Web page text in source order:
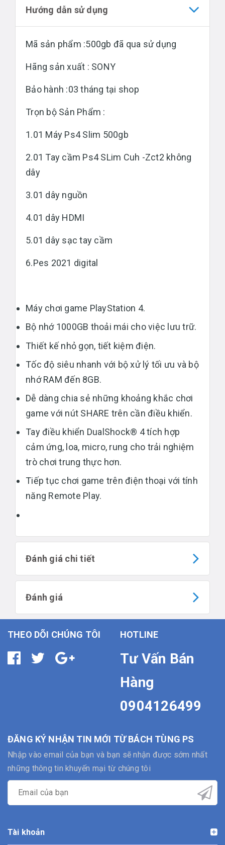
Hướng dẫn sử dụng
Mã sản phẩm :500gb đã qua sử dụng
Hãng sản xuất : SONY
Bảo hành :03 tháng tại shop
Trọn bộ Sản Phẩm :
1.01 Máy Ps4 Slim 500gb
2.01 Tay cầm Ps4 SLim Cuh -Zct2 không
dây
3.01 dây nguồn
4.01 dây HDMI
5.01 dây sạc tay cầm
6.Pes 2021 digital
Máy chơi game PlayStation 4.
Bộ nhớ 1000GB thoải mái cho việc lưu trữ.
Thiết kế nhỏ gọn, tiết kiệm điện.
Tốc độ siêu nhanh với bộ xử lý tối ưu và bộ
nhớ RAM đến 8GB.
Dễ dàng chia sẻ những khoảng khắc chơi
game với nút SHARE trên cần điều khiển.
Tay điều khiển DualShock® 4 tích hợp
cảm ứng, loa, micro, rung cho trải nghiệm
trò chơi trung thực hơn.
Tiếp tục chơi game trên điện thoại với tính
năng Remote Play.
Đánh giá chi tiết
Đánh giá
THEO DÕI CHÚNG TÔI HOTLINE
Tư Vấn Bán
Hàng
0904126499
ĐĂNG KÝ NHẬN TIN MỚI TỪ BÁCH TÙNG PS
Nhập vào email của bạn và bạn sẽ nhận được sớm nhất
những thông tin khuyến mại từ chúng tôi
Tài khoản